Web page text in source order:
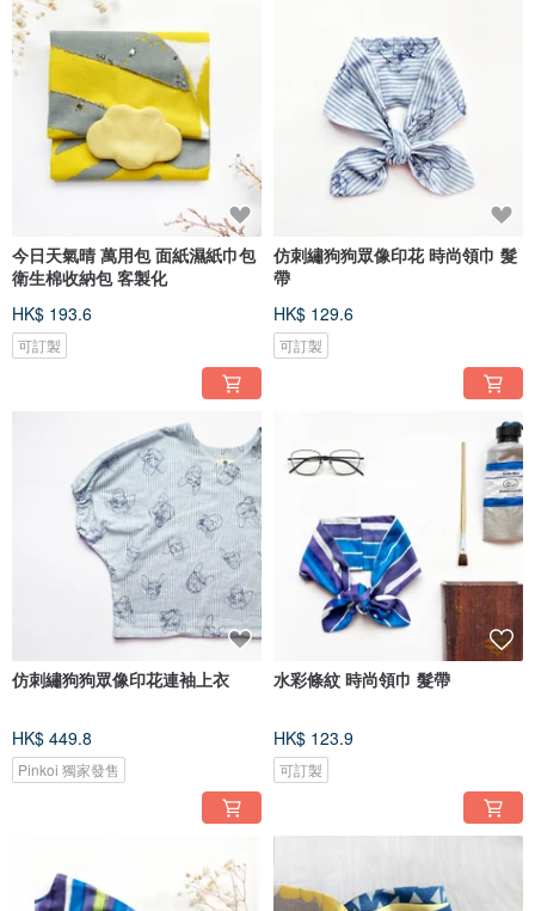
今日天氣晴 萬用包 面紙濕紙巾包
衛生棉收納包 客製化
HK$ 193.6
可訂製
仿刺繡狗狗眾像印花 時尚領巾 髮
帶
HK$ 129.6
可訂製
仿刺繡狗狗眾像印花連袖上衣
HK$ 449.8
Pinkoi 獨家發售
水彩條紋 時尚領巾 髮帶
HK$ 123.9
可訂製